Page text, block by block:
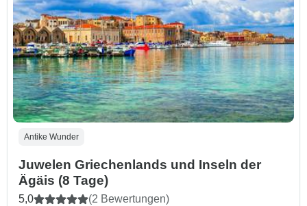
Antike Wunder
Juwelen Griechenlands und Inseln der
Ägäis (8 Tage)
5,0 (2 Bewertungen)